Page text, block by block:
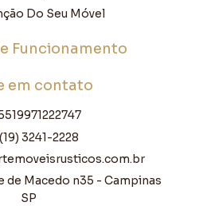
Do Seu Móvel
Funcionamento
em contato
(19) 3241-2228
de Macedo n35 - Campinas
SP